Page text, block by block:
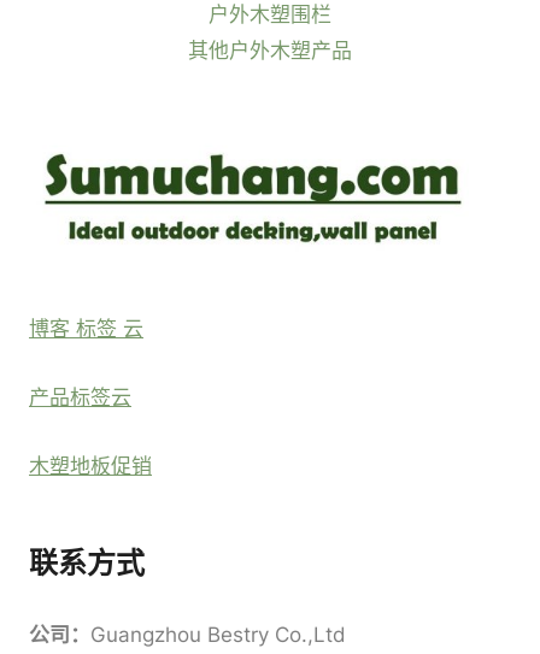
户外木塑围栏
其他户外木塑产品
博客 标签 云
产品标签云
木塑地板促销
联系方式
公司： Guangzhou Bestry Co.,Ltd